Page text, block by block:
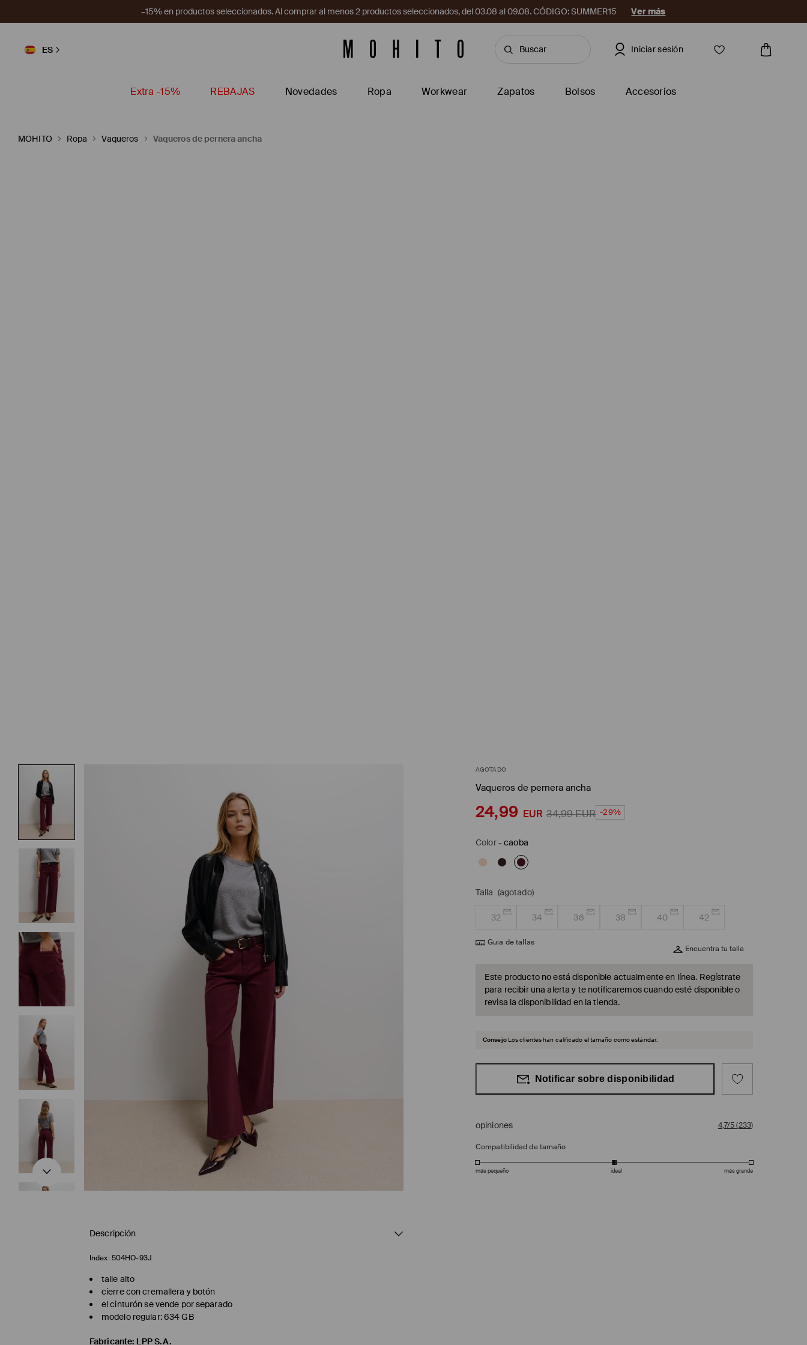
–15% en productos seleccionados. Al comprar al menos 2 productos seleccionados, del 03.08 al 09.08. CÓDIGO: SUMMER15 Ver más
ES Iniciar sesión
Extra -15% REBAJAS Novedades Ropa Workwear Zapatos Bolsos Accesorios
MOHITO Ropa Vaqueros Vaqueros de pernera ancha
AGOTADO
Vaqueros de pernera ancha
24,99 EUR 34,99EUR -29%
Color-caoba
Talla (agotado)
32 34 36 38 40 42
Guía de tallas
Encuentra tu talla
Este producto no está disponible actualmente en línea. Regístrate
para recibir una alerta y te notificaremos cuando esté disponible o
revisa la disponibilidad en la tienda.
Consejo Los clientes han calificado el tamaño como estándar.
Notificar sobre disponibilidad
opiniones 4,7/5(233)
Compatibilidad de tamaño
más pequeño ideal más grande
Descripción
Index: 504HO-93J
talle alto
cierre con cremallera y botón
el cinturón se vende por separado
modelo regular: 634 GB
Fabricante: LPP S.A.